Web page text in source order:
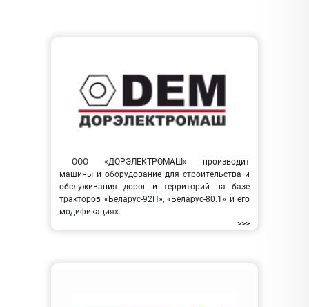
ООО «ДОРЭЛЕКТРОМАШ» производит
машины и оборудование для строительства и
обслуживания дорог и территорий на базе
тракторов «Беларус-92П», «Беларус-80.1» и его
модификациях.
>>>